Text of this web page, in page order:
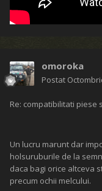
omoroka
Postat
Re: compatibilitati piese
Un lucru marunt dar
holsuruburile de la
daca bagi orice altceva
precum ochii melcului.